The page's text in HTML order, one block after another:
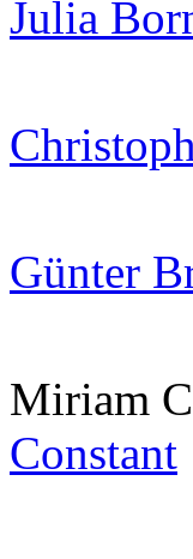
Julia
Günter
Miriam
Constant